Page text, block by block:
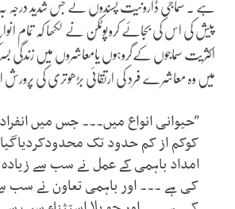
ہے ۔ سماجی ڈارونیت پسندوں نے جس شدید درجہ
اکثریت سماجوں کےگروہوں یامعاشروں میں زندگی
میں وہ معاشرے فرد کی ارتقائی بڑھوتری کی
”حیوانی انواع میں۔۔۔ جس میں
کوکم از کم حدود تک
امداد باہمی کے عمل نے سب سے
کی ہے ۔۔۔ اور باہمی تعاون نے سب